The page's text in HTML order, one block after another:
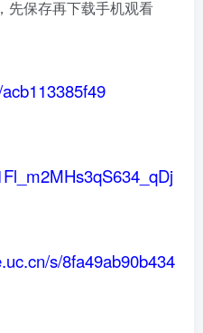
先保存再下载手机观看
s/8fa49ab90b434